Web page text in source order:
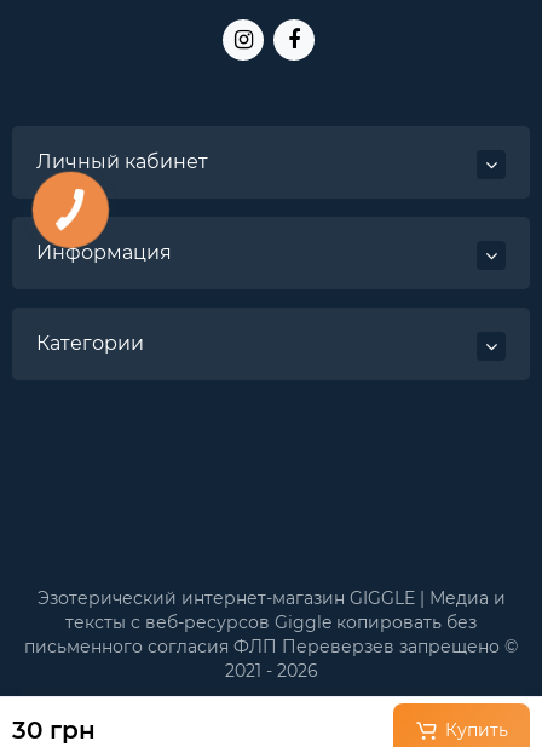
30 грн Купить
Личный кабинет
Информация
Категории
Эзотерический интернет-магазин GIGGLE | Медиа и
тексты с веб-ресурсов Giggle копировать без
письменного согласия ФЛП Переверзев запрещено ©
2021 - 2026